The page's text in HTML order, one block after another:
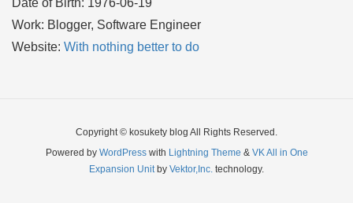
Date of Birth: 1976-06-19
Work: Blogger, Software Engineer
Website: With nothing better to do
Copyright © kosukety blog All Rights Reserved.
Powered by WordPresswith Lightning Theme & VK All in One
Expansion Unitby Vektor,Inc. technology.